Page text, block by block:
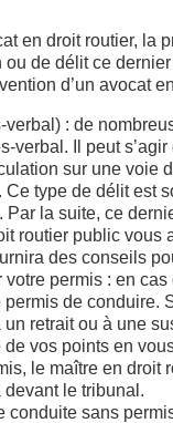
en droit routier,
ou de délit ce
d’un avocat
verbal) : de
verbal. Il peut
sur une voie
Ce type de délit est
Par la suite, ce
routier public vous
des conseils
votre permis : en
de conduire.
retrait ou à une
vos points en
le maître en droit
le tribunal.
conduite sans